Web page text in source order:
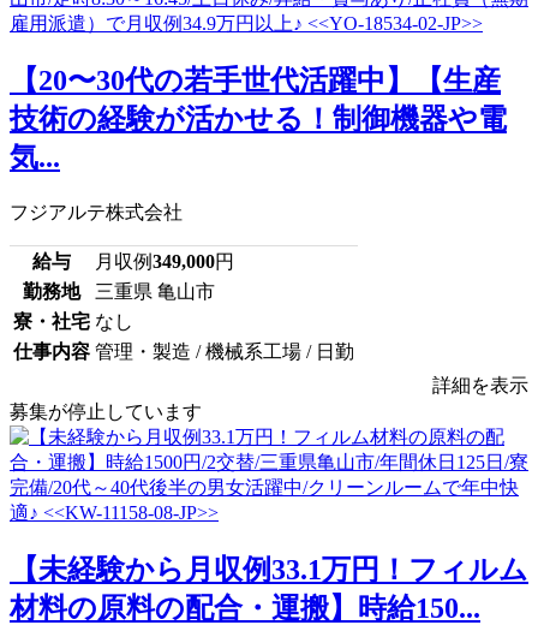
【20〜30代の若手世代活躍中】【生産
技術の経験が活かせる！制御機器や電
気...
フジアルテ株式会社
給与 月収例349,000円
勤務地
三重県 亀山市
寮・社宅 なし
仕事内容 管理・製造 / 機械系工場 / 日勤
詳細を表示
募集が停止しています
【未経験から月収例33.1万円！フィルム
材料の原料の配合・運搬】時給150...